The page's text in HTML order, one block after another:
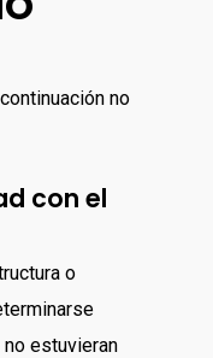
no
con el
o
estuvieran